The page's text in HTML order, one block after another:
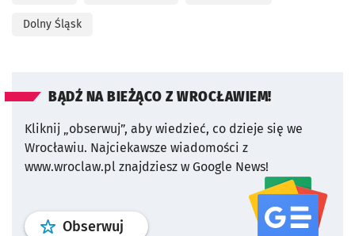
Dolny Śląsk
BĄDŹ NA BIEŻĄCO Z WROCŁAWIEM!
Kliknij „obserwuj”, aby wiedzieć, co dzieje się we
Wrocławiu. Najciekawsze wiadomości z
www.wroclaw.pl znajdziesz w Google News!
Obserwuj profil serwisu